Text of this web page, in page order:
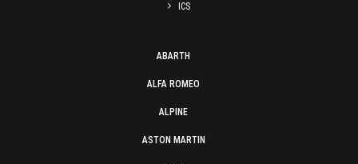
ICS
ABARTH
ALFA ROMEO
ALPINE
ASTON MARTIN